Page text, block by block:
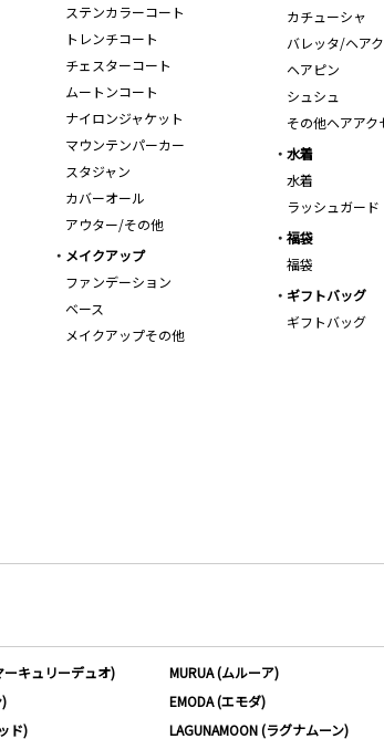
ステンカラーコート
トレンチコート
チェスターコート
ムートンコート
ナイロンジャケット
マウンテンパーカー
スタジャン
カバーオール
アウター/その他
カチューシャ
バレッタ/ヘア
ヘアピン
シュシュ
その他ヘアアク
水着
水着
ラッシュガード
福袋
福袋
メイクアップ
ファンデーション
ベース
メイクアップその他
ギフトバッグ
ギフトバッグ
ーキュリーデュオ)
MURUA (ムルーア)
EMODA (エモダ)
ド)
LAGUNAMOON (ラグナムーン)